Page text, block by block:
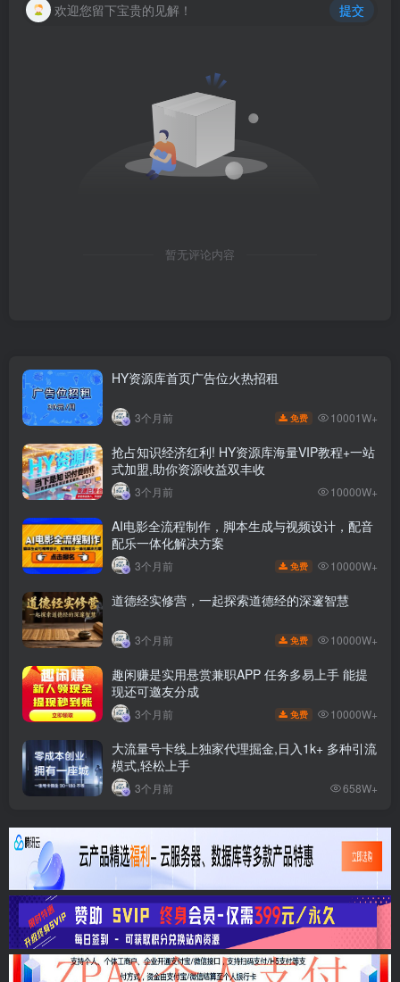
欢迎您留下宝贵的见解！ 提交
暂无评论内容
HY资源库首页广告位火热招租
3个月前 免费 10001W+
抢占知识经济红利! HY资源库海量VIP教程+一站
式加盟,助你资源收益双丰收
3个月前 10000W+
AI电影全流程制作，脚本生成与视频设计，配音
配乐一体化解决方案
3个月前 免费 10000W+
道德经实修营，一起探索道德经的深邃智慧
3个月前 免费 10000W+
趣闲赚是实用悬赏兼职APP 任务多易上手 能提
现还可邀友分成
3个月前 免费 10000W+
大流量号卡线上独家代理掘金,日入1k+ 多种引流
模式,轻松上手
3个月前 658W+